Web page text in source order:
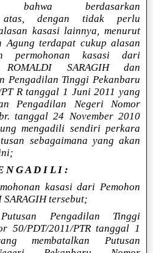
bahwa berdasarkan
dengan tidak perlu
kasasi lainnya, menurut
Agung terdapat cukup alasan
permohonan kasasi dari
SARAGIH dan
Pengadilan Tinggi Pekanbaru
R tanggal 1 Juni 2011 yang
Pengadilan Negeri Nomor
tanggal 24 November 2010
mengadili sendiri perkara
sebagaimana yang akan
N G A D I L I :
kasasi dari Pemohon
SARAGIH tersebut;
Pengadilan Tinggi
50/PDT/2011/PTR tanggal 1
membatalkan Putusan